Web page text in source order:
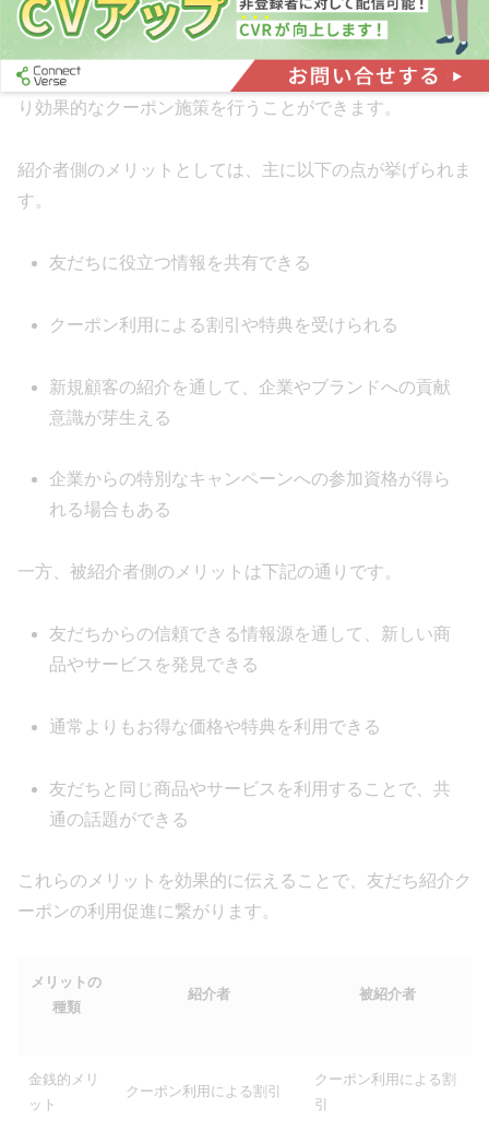
友だち紹介クーポンは、紹介者と被紹介者の双方にメリッ
トがあります。それぞれのメリットを理解することで、よ
り効果的なクーポン施策を行うことができます。
紹介者側のメリットとしては、主に以下の点が挙げられま
す。
友だちに役立つ情報を共有できる
クーポン利用による割引や特典を受けられる
新規顧客の紹介を通して、企業やブランドへの貢献
意識が芽生える
企業からの特別なキャンペーンへの参加資格が得ら
れる場合もある
一方、被紹介者側のメリットは下記の通りです。
友だちからの信頼できる情報源を通して、新しい商
品やサービスを発見できる
通常よりもお得な価格や特典を利用できる
友だちと同じ商品やサービスを利用することで、共
通の話題ができる
これらのメリットを効果的に伝えることで、友だち紹介ク
ーポンの利用促進に繋がります。
メリットの
種類
紹介者 被紹介者
金銭的メリ
ット
クーポン利用による割引
クーポン利用による割
引